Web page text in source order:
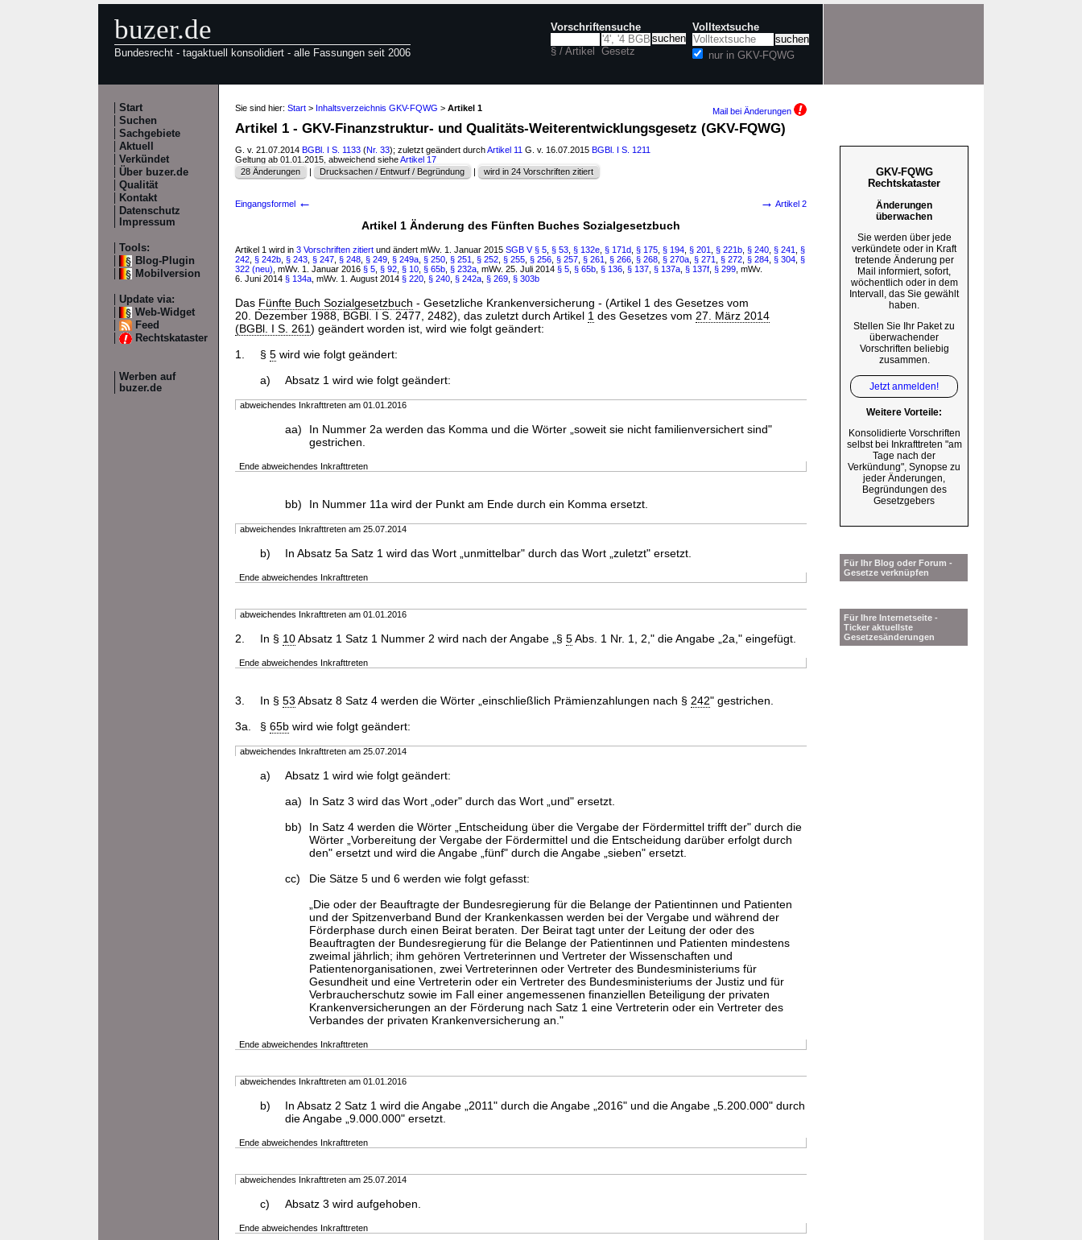
buzer.de
Bundesrecht - tagaktuell konsolidiert - alle Fassungen seit 2006
Vorschriftensuche
§ / Artikel Gesetz
Volltextsuche
nur in GKV-FQWG
Start
Suchen
Sachgebiete
Aktuell
Verkündet
Über buzer.de
Qualität
Kontakt
Datenschutz
Impressum
Tools:
Blog-Plugin
Mobilversion
Update via:
Web-Widget
Feed
Rechtskataster
Werben auf
buzer.de
Sie sind hier: Start > Inhaltsverzeichnis GKV-FQWG > Artikel 1 Mail bei Änderungen
Artikel 1 - GKV-Finanzstruktur- und Qualitäts-Weiterentwicklungsgesetz (GKV-FQWG)
G. v. 21.07.2014 BGBl. I S. 1133 (Nr. 33); zuletzt geändert durchArtikel 11 G. v. 16.07.2015 BGBl. I S. 1211
Geltung ab 01.01.2015, abweichend sieheArtikel 17
28 Änderungen
| Drucksachen / Entwurf / Begründung | wird in 24 Vorschriften zitiert
Eingangsformel ← → Artikel 2
Artikel 1 Änderung des Fünften Buches Sozialgesetzbuch
Artikel 1 wird in 3 Vorschriften zitiert und ändert mWv. 1. Januar 2015 SGB V § 5 § 53 § 132e § 171d § 175 § 194 § 201 § 221b § 240 § 241
§
242 § 242b § 243 § 247 § 248 § 249 § 249a § 250 § 251 § 252 § 255 § 256 § 257 § 261 § 266 § 268 § 270a § 271 § 272 § 284 § 304 §
322 (neu) , mWv. 1. Januar 2016 § 5 § 92 § 10 § 65b § 232a , mWv. 25. Juli 2014 § 5 § 65b § 136 § 137 § 137a § 137f § 299 , mWv.
6. Juni 2014 § 134a , mWv. 1. August 2014 § 220 § 240 § 242a § 269 § 303b
Das Fünfte Buch Sozialgesetzbuch - Gesetzliche Krankenversicherung - (Artikel 1 des Gesetzes vom
20. Dezember 1988, BGBl. I S. 2477, 2482), das zuletzt durch Artikel 1 des Gesetzes vom 27. März 2014
(BGBl. I S. 261) geändert worden ist, wird wie folgt geändert:
1.
§ 5wird wie folgt geändert:
a)
Absatz 1 wird wie folgt geändert:
abweichendes Inkrafttreten am 01.01.2016
aa)
In Nummer 2a werden das Komma und die Wörter „soweit sie nicht familienversichert sind"
gestrichen.
Ende abweichendes Inkrafttreten
bb) In Nummer 11a wird der Punkt am Ende durch ein Komma ersetzt.
abweichendes Inkrafttreten am 25.07.2014
b) In Absatz 5a Satz 1 wird das Wort „unmittelbar" durch das Wort „zuletzt" ersetzt.
Ende abweichendes Inkrafttreten
abweichendes Inkrafttreten am 01.01.2016
2. In § 10Absatz 1 Satz 1 Nummer 2 wird nach der Angabe „§ 5Abs. 1 Nr. 1, 2," die Angabe „2a," eingefügt.
Ende abweichendes Inkrafttreten
3. In § 53 Absatz 8 Satz 4 werden die Wörter „einschließlich Prämienzahlungen nach § 242" gestrichen.
3a.
§ 65bwird wie folgt geändert:
abweichendes Inkrafttreten am 25.07.2014
a)
Absatz 1 wird wie folgt geändert:
aa)
In Satz 3 wird das Wort „oder" durch das Wort „und" ersetzt.
bb)
In Satz 4 werden die Wörter „Entscheidung über die Vergabe der Fördermittel trifft der" durch die
Wörter „Vorbereitung der Vergabe der Fördermittel und die Entscheidung darüber erfolgt durch
den" ersetzt und wird die Angabe „fünf" durch die Angabe „sieben" ersetzt.
cc)
Die Sätze 5 und 6 werden wie folgt gefasst:
„Die oder der Beauftragte der Bundesregierung für die Belange der Patientinnen und Patienten
und der Spitzenverband Bund der Krankenkassen werden bei der Vergabe und während der
Förderphase durch einen Beirat beraten. Der Beirat tagt unter der Leitung der oder des
Beauftragten der Bundesregierung für die Belange der Patientinnen und Patienten mindestens
zweimal jährlich; ihm gehören Vertreterinnen und Vertreter der Wissenschaften und
Patientenorganisationen, zwei Vertreterinnen oder Vertreter des Bundesministeriums für
Gesundheit und eine Vertreterin oder ein Vertreter des Bundesministeriums der Justiz und für
Verbraucherschutz sowie im Fall einer angemessenen finanziellen Beteiligung der privaten
Krankenversicherungen an der Förderung nach Satz 1 eine Vertreterin oder ein Vertreter des
Verbandes der privaten Krankenversicherung an."
Ende abweichendes Inkrafttreten
abweichendes Inkrafttreten am 01.01.2016
b)
In Absatz 2 Satz 1 wird die Angabe „2011" durch die Angabe „2016" und die Angabe „5.200.000" durch
die Angabe „9.000.000" ersetzt.
Ende abweichendes Inkrafttreten
abweichendes Inkrafttreten am 25.07.2014
c) Absatz 3 wird aufgehoben.
Ende abweichendes Inkrafttreten
GKV-FQWG
Rechtskataster
Änderungen
überwachen
Sie werden über jede
verkündete oder in Kraft
tretende Änderung per
Mail informiert, sofort,
wöchentlich oder in dem
Intervall, das Sie gewählt
haben.
Stellen Sie Ihr Paket zu
überwachender
Vorschriften beliebig
zusammen.
Jetzt anmelden!
Weitere Vorteile:
Konsolidierte Vorschriften
selbst bei Inkrafttreten "am
Tage nach der
Verkündung", Synopse zu
jeder Änderungen,
Begründungen des
Gesetzgebers
Für Ihr Blog oder Forum -
Gesetze verknüpfen
Für Ihre Internetseite -
Ticker aktuellste
Gesetzesänderungen